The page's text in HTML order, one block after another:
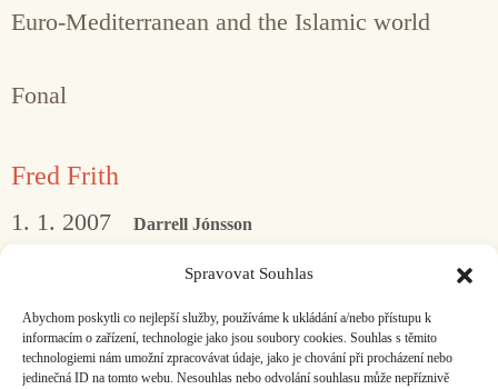
Spravovat Souhlas
Abychom poskytli co nejlepší služby, používáme k ukládání a/nebo přístupu k
informacím o zařízení, technologie jako jsou soubory cookies. Souhlas s těmito
technologiemi nám umožní zpracovávat údaje, jako je chování při procházení nebo
jedinečná ID na tomto webu. Nesouhlas nebo odvolání souhlasu může nepříznivě
Euro-Mediterranean and the Islamic world
Fonal
Fred Frith
1. 1. 2007 Darrell Jónsson
In the Czech Republic Fred Frith is well
remembered by those who attended his concert
with Chris Cutler at Prague Jazz